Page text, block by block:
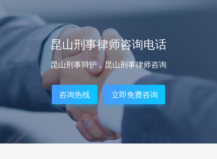
昆山刑事律师咨询电话
昆山刑事辩护，昆山刑事律师咨询
咨询热线 立即免费咨询